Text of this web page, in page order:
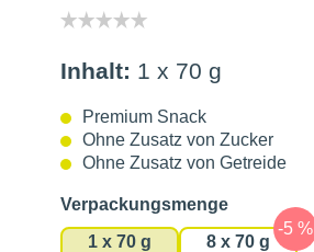
Inhalt: 1 x 70 g
Premium Snack
Ohne Zusatz von Zucker
Ohne Zusatz von Getreide
Verpackungsmengeauswählen
1 x 70 g 8 x 70 g